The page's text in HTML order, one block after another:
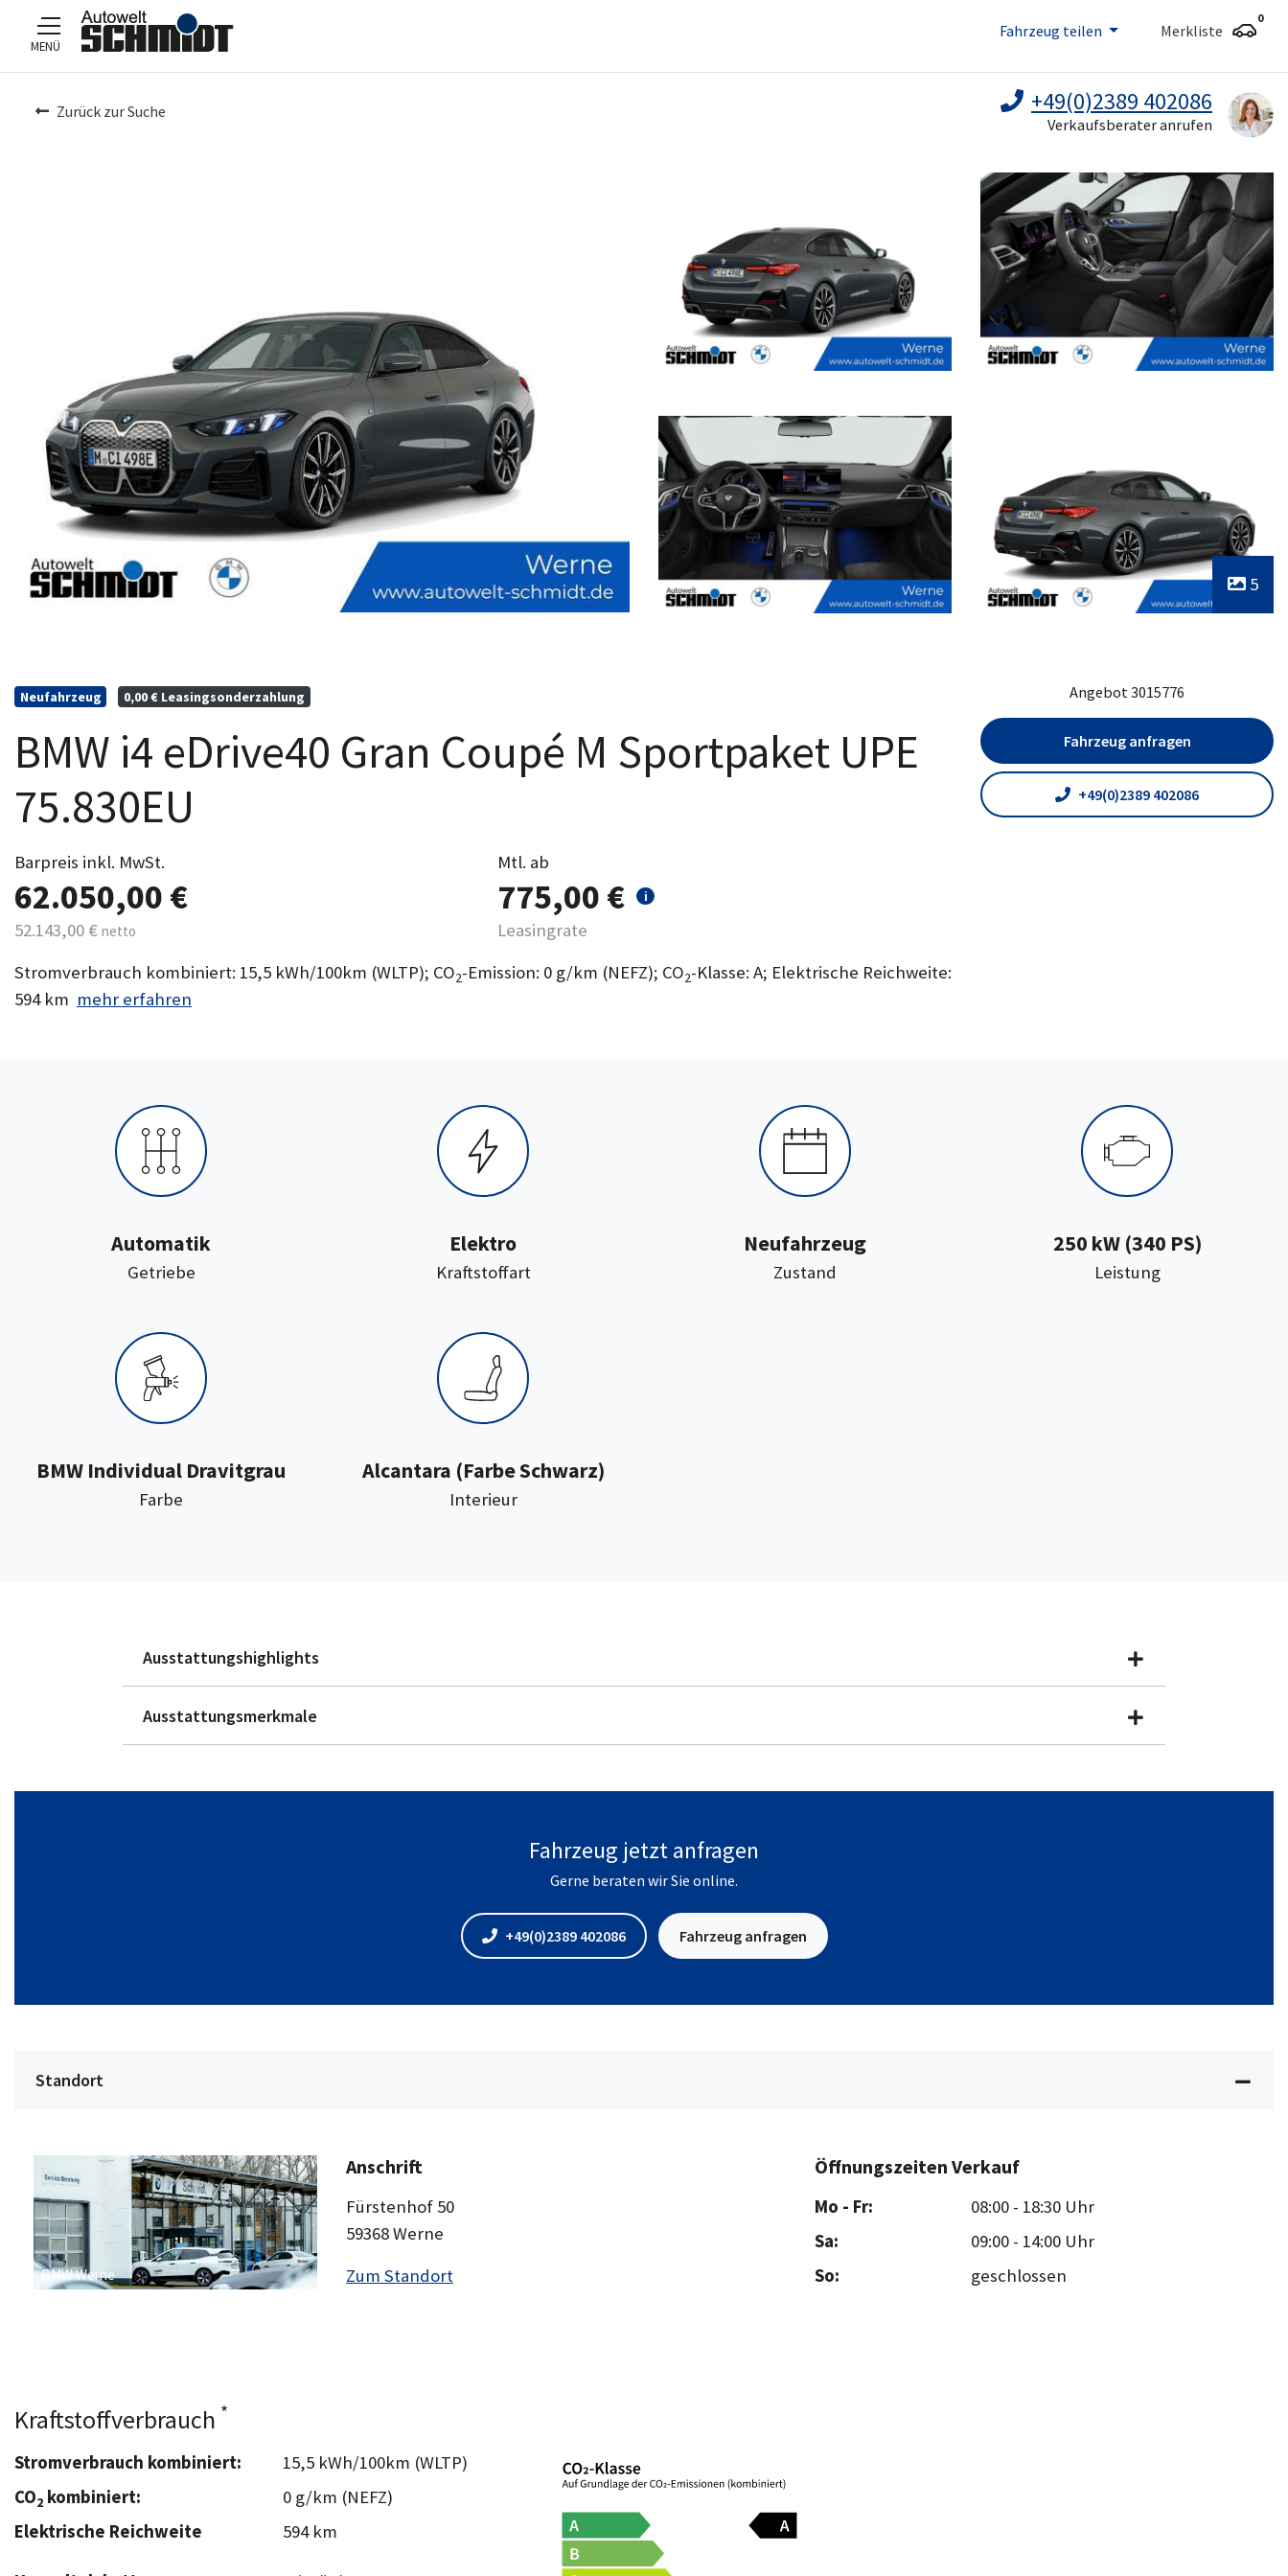
MENÜ
Fahrzeug teilen Merkliste
0
Zurück zur Suche +49(0)2389 402086
Verkaufsberater anrufen
5
Neufahrzeug 0,00 € Leasingsonderzahlung
BMW i4 eDrive40 Gran Coupé M Sportpaket UPE
75.830EU
Barpreis inkl. MwSt.
62.050,00 €
52.143,00 € netto
Mtl. ab
775,00 € i
Leasingrate
Stromverbrauch kombiniert: 15,5 kWh/100km (WLTP); CO2-Emission: 0 g/km (NEFZ); CO2-Klasse: A; Elektrische Reichweite:
594 km mehr erfahren
Angebot 3015776
Fahrzeug anfragen
+49(0)2389 402086
Getriebe:
Automatik
Kraftstoffart:
Elektro
Zustand
Neufahrzeug
Leistung:
250 kW (340 PS)
Farbe
BMW Individual Dravitgrau
Interieur
Alcantara :(Farbe Schwarz)
Ausstattungshighlights
Ausstattungsmerkmale
Fahrzeug jetzt anfragen
Gerne beraten wir Sie online.
+49(0)2389 402086 Fahrzeug anfragen
Standort
BMW Werne
Anschrift
Fürstenhof 50
59368 Werne
Zum Standort
Öffnungszeiten Verkauf
Mo - Fr: 08:00- 18:30 Uhr
Sa:
09:00- 14:00 Uhr
So:
geschlossen
Kraftstoffverbrauch *
Stromverbrauch kombiniert:
15,5 kWh/100km (WLTP)
CO2 kombiniert:
0 g/km (NEFZ)
Elektrische Reichweite
594 km